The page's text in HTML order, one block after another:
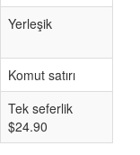
Yerleşik
Komut satırı
Tek seferlik
$24.90